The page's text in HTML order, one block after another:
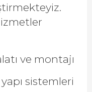
ve montajı
sistemleri